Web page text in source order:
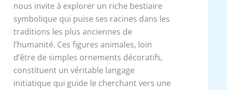
nous invite à explorer un riche bestiaire
symbolique qui puise ses racines dans les
traditions les plus anciennes de
l’humanité. Ces figures animales, loin
d’être de simples ornements décoratifs,
constituent un véritable langage
initiatique qui guide le cherchant vers une